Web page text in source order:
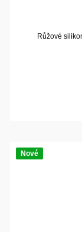
Růžové
Nové